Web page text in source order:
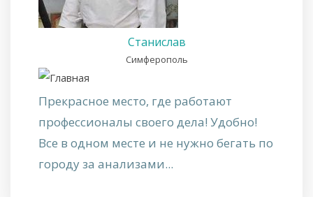
Станислав
Симферополь
Прекрасное место, где работают
профессионалы своего дела! Удобно!
Все в одном месте и не нужно бегать по
городу за анализами...